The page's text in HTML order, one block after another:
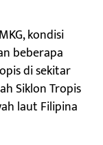
kondisi
beberapa
di sekitar
Siklon Tropis
laut Filipina